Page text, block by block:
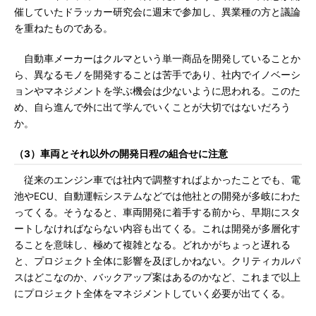
催していたドラッカー研究会に週末で参加し、異業種の方と議論
を重ねたものである。
自動車メーカーはクルマという単一商品を開発していることか
ら、異なるモノを開発することは苦手であり、社内でイノベーシ
ョンやマネジメントを学ぶ機会は少ないように思われる。このた
め、自ら進んで外に出て学んでいくことが大切ではないだろう
か。
（3）車両とそれ以外の開発日程の組合せに注意
従来のエンジン車では社内で調整すればよかったことでも、電
池やECU、自動運転システムなどでは他社との開発が多岐にわた
ってくる。そうなると、車両開発に着手する前から、早期にスタ
ートしなければならない内容も出てくる。これは開発が多層化す
ることを意味し、極めて複雑となる。どれかがちょっと遅れる
と、プロジェクト全体に影響を及ぼしかねない。クリティカルパ
スはどこなのか、バックアップ案はあるのかなど、これまで以上
にプロジェクト全体をマネジメントしていく必要が出てくる。